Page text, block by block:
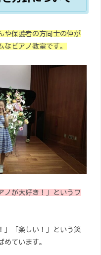
や保護者の方同士の仲が
なピアノ教室です。
ノが大好き！」というワ
」「楽しい！」という笑
めています。